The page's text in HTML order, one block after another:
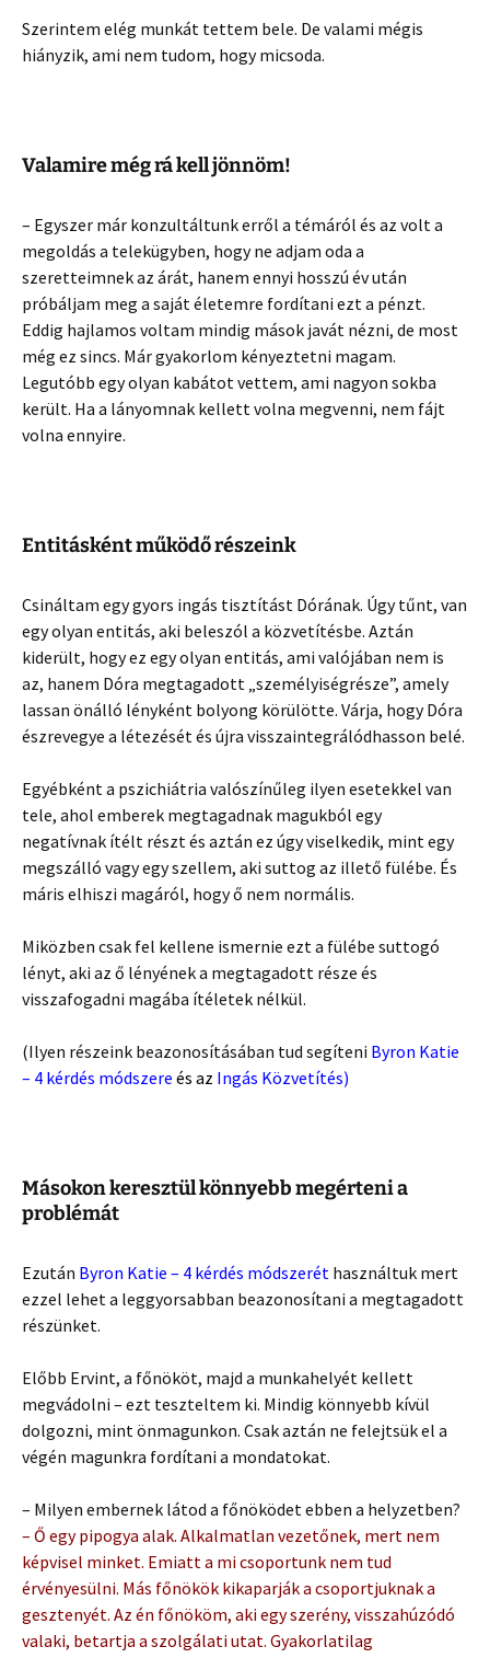
Szerintem elég munkát tettem bele. De valami mégis
hiányzik, ami nem tudom, hogy micsoda.
Valamire még rá kell jönnöm!
– Egyszer már konzultáltunk erről a témáról és az volt a
megoldás a telekügyben, hogy ne adjam oda a
szeretteimnek az árát, hanem ennyi hosszú év után
próbáljam meg a saját életemre fordítani ezt a pénzt.
Eddig hajlamos voltam mindig mások javát nézni, de most
még ez sincs. Már gyakorlom kényeztetni magam.
Legutóbb egy olyan kabátot vettem, ami nagyon sokba
került. Ha a lányomnak kellett volna megvenni, nem fájt
volna ennyire.
Entitásként működő részeink
Csináltam egy gyors ingás tisztítást Dórának. Úgy tűnt, van
egy olyan entitás, aki beleszól a közvetítésbe. Aztán
kiderült, hogy ez egy olyan entitás, ami valójában nem is
az, hanem Dóra megtagadott „személyiségrésze”, amely
lassan önálló lényként bolyong körülötte. Várja, hogy Dóra
észrevegye a létezését és újra visszaintegrálódhasson belé.
Egyébként a pszichiátria valószínűleg ilyen esetekkel van
tele, ahol emberek megtagadnak magukból egy
negatívnak ítélt részt és aztán ez úgy viselkedik, mint egy
megszálló vagy egy szellem, aki suttog az illető fülébe. És
máris elhiszi magáról, hogy ő nem normális.
Miközben csak fel kellene ismernie ezt a fülébe suttogó
lényt, aki az ő lényének a megtagadott része és
visszafogadni magába ítéletek nélkül.
(Ilyen részeink beazonosításában tud segíteni Byron Katie
– 4 kérdés módszere és az Ingás Közvetítés)
Másokon keresztül könnyebb megérteni a
problémát
Ezután Byron Katie – 4 kérdés módszerét használtuk mert
ezzel lehet a leggyorsabban beazonosítani a megtagadott
részünket.
Előbb Ervint, a főnököt, majd a munkahelyét kellett
megvádolni – ezt teszteltem ki. Mindig könnyebb kívül
dolgozni, mint önmagunkon. Csak aztán ne felejtsük el a
végén magunkra fordítani a mondatokat.
– Milyen embernek látod a főnöködet ebben a helyzetben?
– Ő egy pipogya alak. Alkalmatlan vezetőnek, mert nem
képvisel minket. Emiatt a mi csoportunk nem tud
érvényesülni. Más főnökök kikaparják a csoportjuknak a
gesztenyét. Az én főnököm, aki egy szerény, visszahúzódó
valaki, betartja a szolgálati utat. Gyakorlatilag